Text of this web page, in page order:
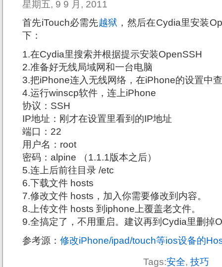
星期五, 9 9 月, 2011
首先iTouch必需先越狱 ，然后在Cydia里安装
下：
1.在Cydia里搜索并根据提示安装OpenSSH
2.准备好无线局域网和一台电脑
3.把iPhone连入无线网络，在iPhone的设置中
4.运行winscp软件，连上iPhone
协议：SSH
IP地址：刚才在设置里看到的IP地址
端口：22
用户名：root
密码：alpine （1.1.1版本之后）
5.连上后前往目录 /etc
6.下载文件 hosts
7.修改文件 hosts，加入你需要修改到内容。
8.上传文件 hosts 到iphone上覆盖老文件。
9.全搞定了，不用重启。建议再到Cydia里删掉
参考源： 修改iPhone/ipad/touch等ios设备的
Tags:安全, 技巧